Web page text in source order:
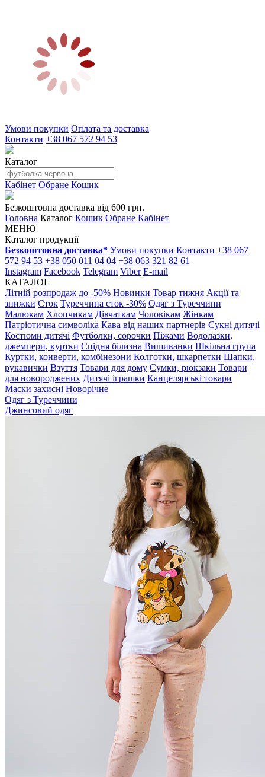
Умови покупки Оплата та доставка
Контакти +38 067 572 94 53
Каталог
Кабінет Обране Кошик
Безкоштовна доставка від 600 грн.
Головна Каталог Кошик Обране Кабінет
МЕНЮ
Каталог продукції
Безкоштовна доставка* Умови покупки Контакти +38 067
572 94 53 +38 050 011 04 04 +38 063 321 82 61
Instagram Facebook Telegram Viber E-mail
КАТАЛОГ
Літній розпродаж до -50% Новинки Товар тижня Акції та
знижки Сток Туреччина сток -30% Одяг з Туреччини
Малюкам Хлопчикам Дівчаткам Чоловікам Жінкам
Патріотична символіка Кава від наших партнерів Сукні дитячі
Костюми дитячі Футболки, сорочки Піжами Водолазки,
джемпери, куртки Спідня білизна Вишиванки Шкільна група
Куртки, конверти, комбінезони Колготки, шкарпетки Шапки,
рукавички Взуття Товари для дому Сумки, рюкзаки Товари
для новороджених Дитячі іграшки Канцелярські товари
Маски захисні Новорічне
Одяг з Туреччини
Джинсовий одяг